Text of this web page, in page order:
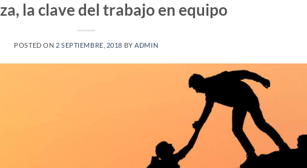
la clave del trabajo en equipo
POSTED ON 2 SEPTIEMBRE, 2018 BYADMIN